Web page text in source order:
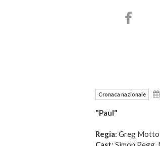
Cronaca nazionale
"Paul"
Regia: Greg